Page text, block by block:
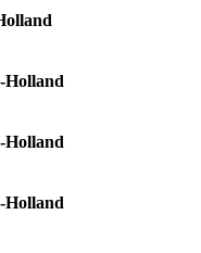
Holland
Holland
Holland